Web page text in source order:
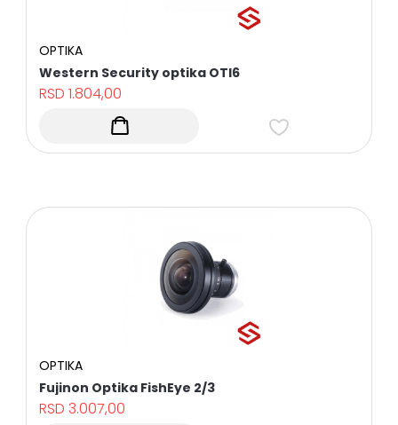
OPTIKA
Western Security optika OTI6
RSD1.804,00
OPTIKA
Fujinon Optika FishEye 2/3
RSD3.007,00